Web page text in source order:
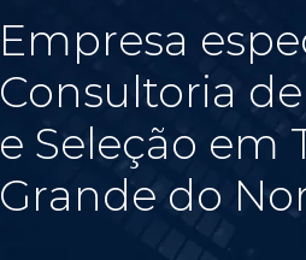
Empresa
Consultoria
e Seleção em
Grande do